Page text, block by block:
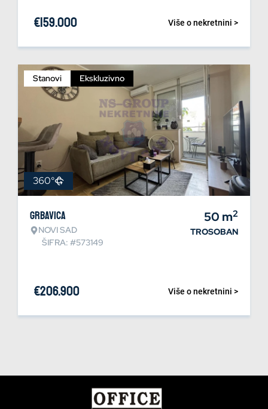
Više o nekretnini >
€159.000
Stanovi Ekskluzivno
360°
Grbavica
NOVI SAD
ŠIFRA: #573149
50 m2
TROSOBAN
Više o nekretnini >
€206.900